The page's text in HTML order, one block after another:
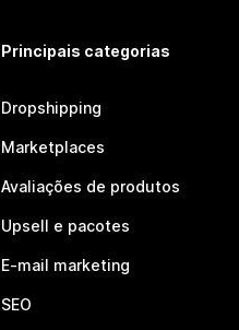
Principais categorias
Dropshipping
Marketplaces
Avaliações de produtos
Upsell e pacotes
E-mail marketing
SEO